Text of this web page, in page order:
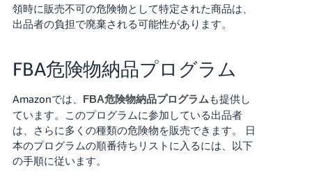
領時に販売不可の危険物として特定された商品は、
出品者の負担で廃棄される可能性があります。
FBA危険物納品プログラム
Amazonでは、 FBA危険物納品プログラム も提供し
ています。このプログラムに参加している出品者
は、さらに多くの種類の危険物を販売できます。
日
本のプログラムの順番待ちリストに入るには、以下
の手順に従います。